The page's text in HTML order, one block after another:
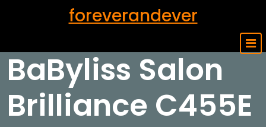
foreverandever
BaByliss Salon
Brilliance C455E